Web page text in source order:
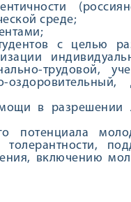
среде;
с целью
трудовой,
в разрешении
потенциала
включению